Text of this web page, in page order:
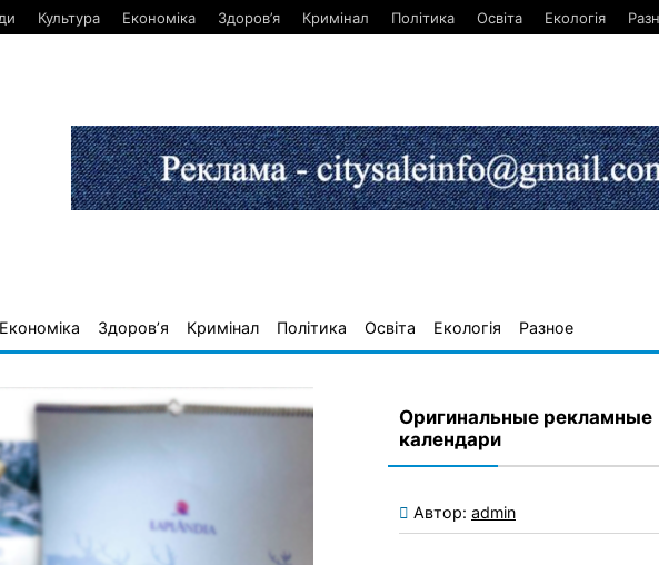
Культура Економіка Здоров’я Кримінал Політика Освіта Екологія
Економіка Здоров’я Кримінал Політика Освіта Екологія Разное
Оригинальные рекламные
календари
Автор: admin